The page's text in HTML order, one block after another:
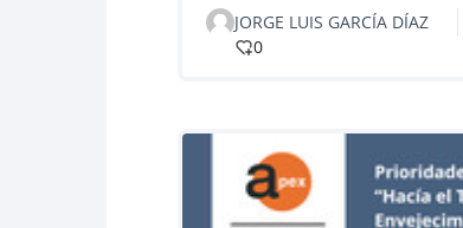
JORGE LUIS GARCÍA DÍAZ
0